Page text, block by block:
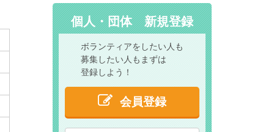
個人・団体 新規登録
ボランティアをしたい人も
募集したい人もまずは
登録しよう！
会員登録